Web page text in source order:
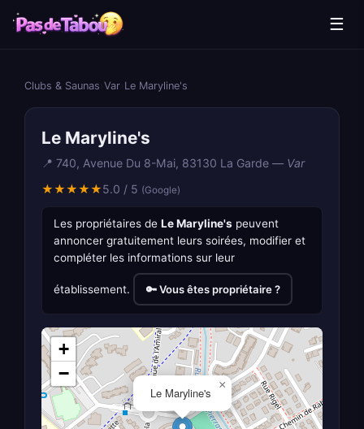
☰
Clubs & Saunas Var Le Maryline's
Le Maryline's
📍 740, Avenue Du 8-Mai, 83130 La Garde — Var
★★★★★5.0 / 5 (Google)
Les propriétaires de Le Maryline's peuvent
annoncer gratuitement leurs soirées, modifier et
compléter les informations sur leur
établissement. 🔑 Vous êtes propriétaire ?
Le Maryline's
×
+
−